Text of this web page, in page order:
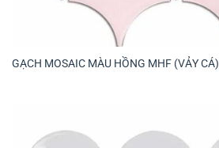
GẠCH MOSAIC MÀU HỒNG MHF (VẢY CÁ)